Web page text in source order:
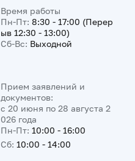
Время работы
Пн-Пт: 8:30 - 17:00 (Перер
ыв 12:30 - 13:00)
Сб-Вс: Выходной
Прием заявлений и
документов:
с 20 июня по 28 августа 2
026 года
Пн-Пт: 10:00 - 16:00
Сб: 10:00 - 14:00